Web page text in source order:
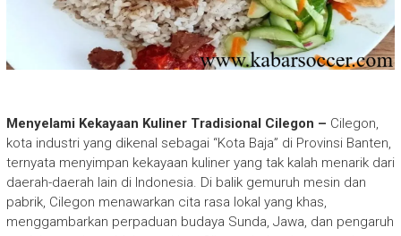
Menyelami Kekayaan Kuliner Tradisional Cilegon – Cilegon,
kota industri yang dikenal sebagai “Kota Baja” di Provinsi Banten,
ternyata menyimpan kekayaan kuliner yang tak kalah menarik dari
daerah-daerah lain di Indonesia. Di balik gemuruh mesin dan
pabrik, Cilegon menawarkan cita rasa lokal yang khas,
menggambarkan perpaduan budaya Sunda, Jawa, dan pengaruh